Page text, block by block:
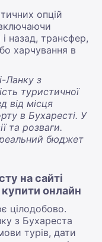
опцій
назад, трансфер,
харчування в
Ланку з
туристичної
від місця
в Бухаресті. У
та розваги.
бюджет
на сайті
онлайн
цілодобово.
з Бухареста
турів, дати